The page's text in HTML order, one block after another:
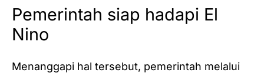
Pemerintah siap hadapi El
Nino
Menanggapi hal tersebut, pemerintah melalui